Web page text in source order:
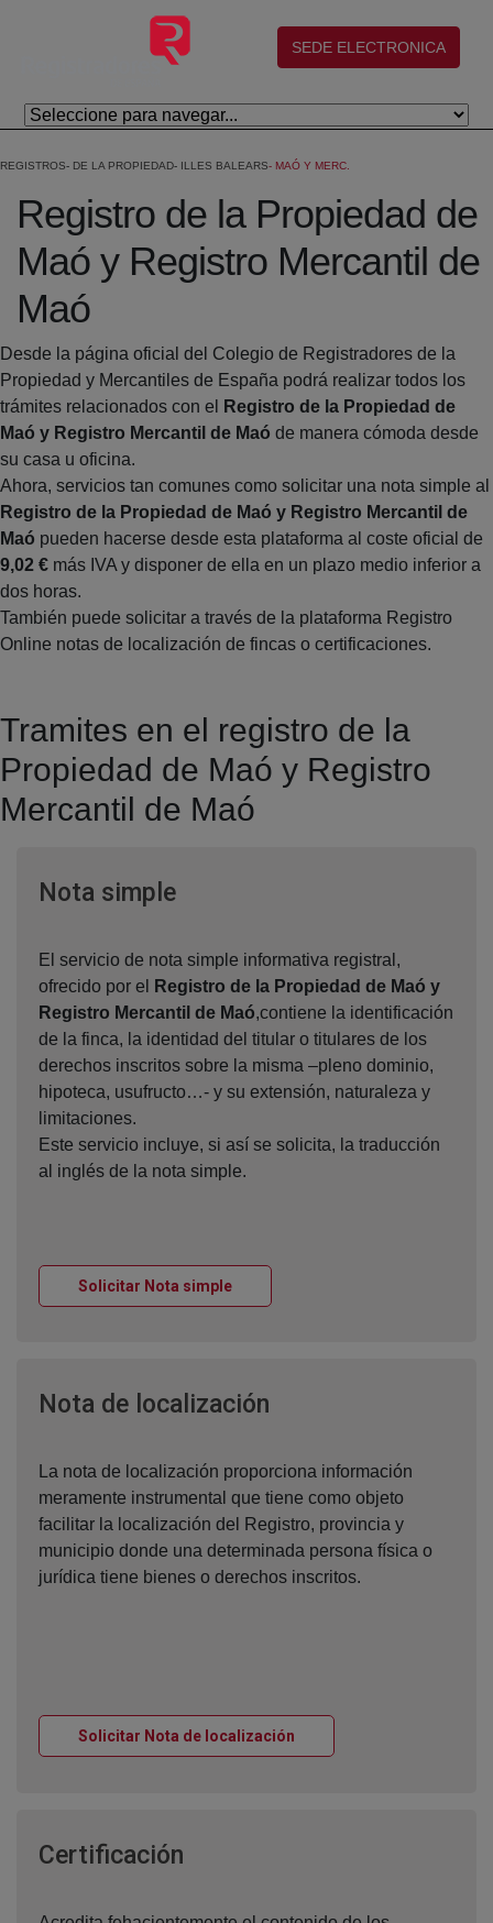
Eduki nagusira joan
(abre en nueva ventana)
SEDE ELECTRONICA
REGISTROS DE LA PROPIEDAD ILLES BALEARS MAÓ Y MERC.
Registro de la Propiedad de
Maó y Registro Mercantil de
Maó
Desde la página oficial del Colegio de Registradores de la
Propiedad y Mercantiles de España podrá realizar todos los
trámites relacionados con el
Registro de la Propiedad de
Maó y Registro Mercantil de Maó de manera cómoda desde
su casa u oficina.
Ahora, servicios tan comunes como solicitar una nota simple al
Registro de la Propiedad de Maó y Registro Mercantil de
Maó pueden hacerse desde esta plataforma al coste oficial de
9,02 € más IVA y disponer de ella en un plazo medio inferior a
dos horas.
También puede solicitar a través de la plataforma Registro
Online notas de localización de fincas o certificaciones.
Tramites en el registro de la
Propiedad de Maó y Registro
Mercantil de Maó
Nota simpleVentana nueva
El servicio de nota simple informativa registral,
ofrecido por el
Registro de la Propiedad de Maó y
Registro Mercantil de Maó,contiene la identificación
de la finca, la identidad del titular o titulares de los
derechos inscritos sobre la misma –pleno dominio,
hipoteca, usufructo…- y su extensión, naturaleza y
limitaciones.
Este servicio incluye, si así se solicita, la traducción
al inglés de la nota simple.
Solicitar Nota simpleVentana nueva
Nota de localización
La nota de localización proporciona información
meramente instrumental que tiene como objeto
facilitar la localización del Registro, provincia y
municipio donde una determinada persona física o
jurídica tiene bienes o derechos inscritos.
Solicitar Nota de localización
Certificación